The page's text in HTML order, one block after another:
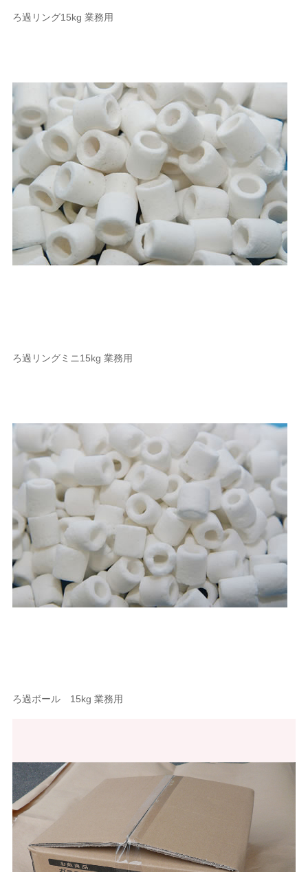
ろ過リング15kg 業務用
ろ過リングミニ15kg 業務用
ろ過ボール 15kg 業務用